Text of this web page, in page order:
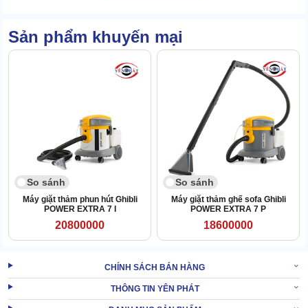
xe được gắn dưới đế máy.
Khả năng xoay đa chiều của bánh xe đảm bảo việc thay đổi vị trí
Sản phẩm khuyến mại
So sánh
Máy giặt thảm phun hút Ghibli
POWER EXTRA 7 I
20800000
So sánh
Máy giặt thảm ghế sofa Ghibli
POWER EXTRA 7 P
18600000
CHÍNH SÁCH BÁN HÀNG
THÔNG TIN YÊN PHÁT